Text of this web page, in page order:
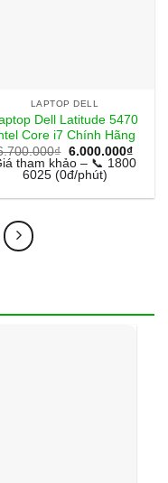
LAPTOP DELL
Dell Latitude 5470
Core i7 Chính Hãng
₫ Giá
gốc
là:
6.700.000₫.
6.000.000₫Giá
hiện
tham khảo – 📞 1800
6025 (0đ/phút)